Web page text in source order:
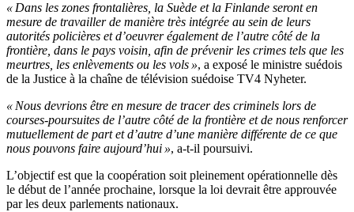
« Dans les zones frontalières, la Suède et la Finlande seront en
mesure de travailler de manière très intégrée au sein de leurs
autorités policières et d’oeuvrer également de l’autre côté de la
frontière, dans le pays voisin, afin de prévenir les crimes tels que les
meurtres, les enlèvements ou les vols », a exposé le ministre suédois
de la Justice à la chaîne de télévision suédoise TV4 Nyheter.
« Nous devrions être en mesure de tracer des criminels lors de
courses-poursuites de l’autre côté de la frontière et de nous renforcer
mutuellement de part et d’autre d’une manière différente de ce que
nous pouvons faire aujourd’hui », a-t-il poursuivi.
L’objectif est que la coopération soit pleinement opérationnelle dès
le début de l’année prochaine, lorsque la loi devrait être approuvée
par les deux parlements nationaux.